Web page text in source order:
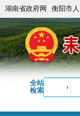
湖南省政府网 衡阳市
全站
检索